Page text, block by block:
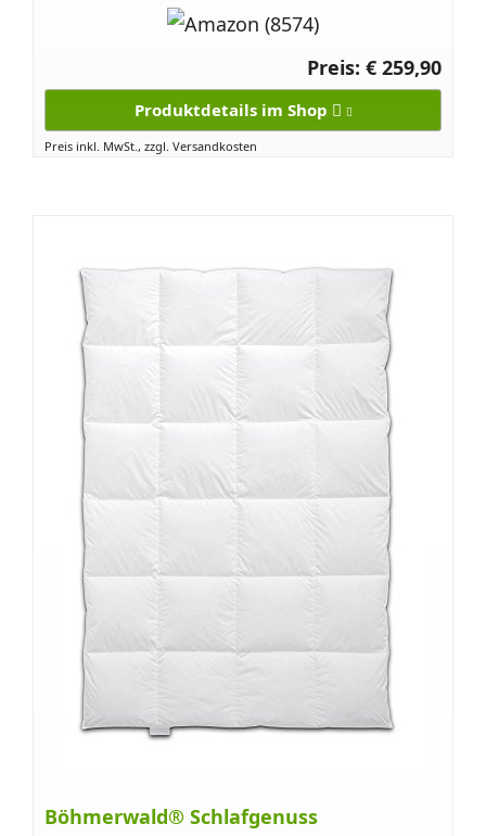
Preis: € 259,90
Produktdetails im Shop
Preis inkl. MwSt., zzgl. Versandkosten
Böhmerwald® Schlafgenuss